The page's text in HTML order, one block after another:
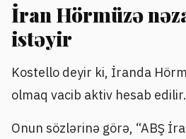
İran Hörmüzə
istəyir
Kostello deyir ki, İranda
olmaq vacib aktiv hesab edilir.
Onun sözlərinə görə, “ABŞ